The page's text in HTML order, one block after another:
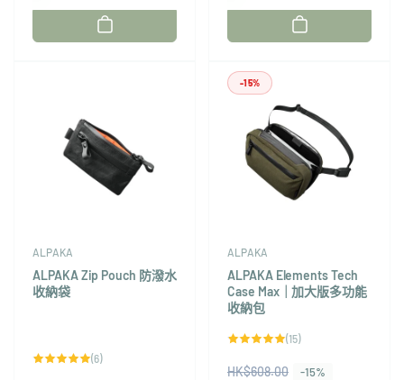
廠
廠
ALPAKA
ALPAKA Zip Pouch 防潑水
收納袋
(6)6
-15%
ALPAKA
ALPAKA Elements Tech
Case Max｜加大版多功能
收納包
(15)15
總
HK$608.00 -15%
售